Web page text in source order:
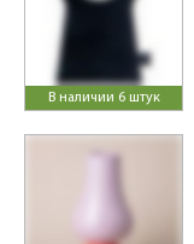
В наличии 6 штук